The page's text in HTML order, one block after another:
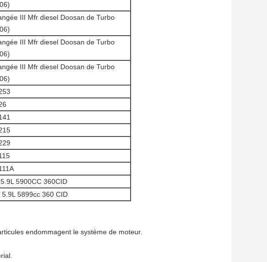
III Mfr diesel Doosan de Turbo
III Mfr diesel Doosan de Turbo
III Mfr diesel Doosan de Turbo
5900CC 360CID
5.9L 5899cc 360 CID
endommagent le système de moteur.